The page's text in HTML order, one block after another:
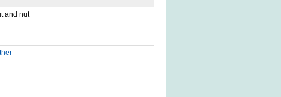
and nut